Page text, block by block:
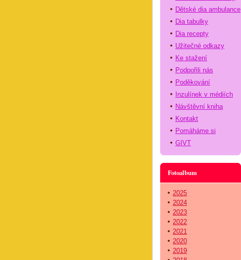
Dětské dia ambulance
Dia tabulky
Dia recepty
Užitečné odkazy
Ke stažení
Podpořili nás
Poděkování
Inzulínek v médiích
Návštěvní kniha
Kontakt
Pomáháme si
GIVT
Fotoalbum
2025
2024
2023
2022
2021
2020
2019